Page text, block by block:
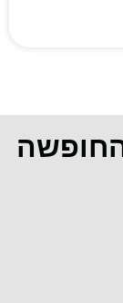
החופשה